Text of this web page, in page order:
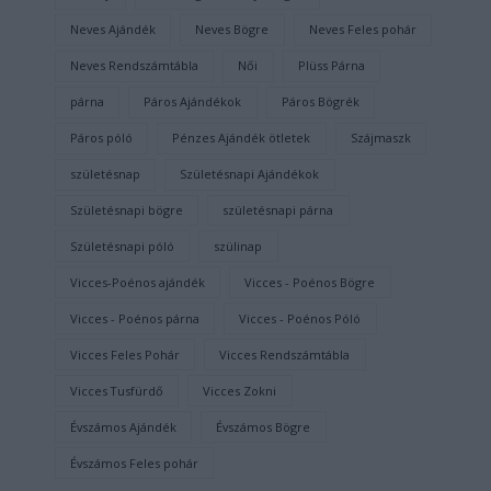
Neves Ajándék Neves Bögre Neves Feles pohár
Neves Rendszámtábla Női Plüss Párna
párna Páros Ajándékok Páros Bögrék
Páros póló Pénzes Ajándék ötletek Szájmaszk
születésnap Születésnapi Ajándékok
Születésnapi bögre születésnapi párna
Születésnapi póló szülinap
Vicces-Poénos ajándék Vicces - Poénos Bögre
Vicces - Poénos párna Vicces - Poénos Póló
Vicces Feles Pohár Vicces Rendszámtábla
Vicces Tusfürdő Vicces Zokni
Évszámos Ajándék Évszámos Bögre
Évszámos Feles pohár